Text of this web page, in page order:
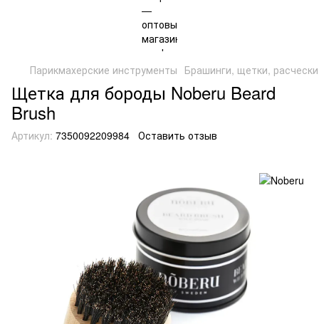
Парикмахерские инструменты Брашинги, щетки, расчески
Щетка для бороды Noberu Beard
Brush
Артикул: 7350092209984 Оставить отзыв